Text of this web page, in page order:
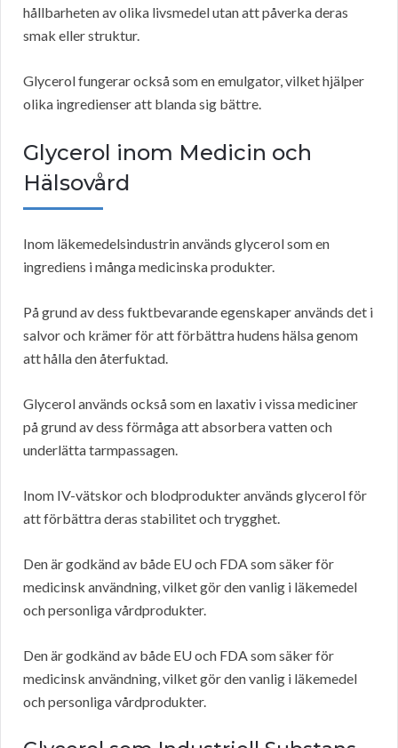
hållbarheten av olika livsmedel utan att påverka deras
smak eller struktur.
Glycerol fungerar också som en emulgator, vilket hjälper
olika ingredienser att blanda sig bättre.
Glycerol inom Medicin och
Hälsovård
Inom läkemedelsindustrin används glycerol som en
ingrediens i många medicinska produkter.
På grund av dess fuktbevarande egenskaper används det i
salvor och krämer för att förbättra hudens hälsa genom
att hålla den återfuktad.
Glycerol används också som en laxativ i vissa mediciner
på grund av dess förmåga att absorbera vatten och
underlätta tarmpassagen.
Inom IV-vätskor och blodprodukter används glycerol för
att förbättra deras stabilitet och trygghet.
Den är godkänd av både EU och FDA som säker för
medicinsk användning, vilket gör den vanlig i läkemedel
och personliga vårdprodukter.
Den är godkänd av både EU och FDA som säker för
medicinsk användning, vilket gör den vanlig i läkemedel
och personliga vårdprodukter.